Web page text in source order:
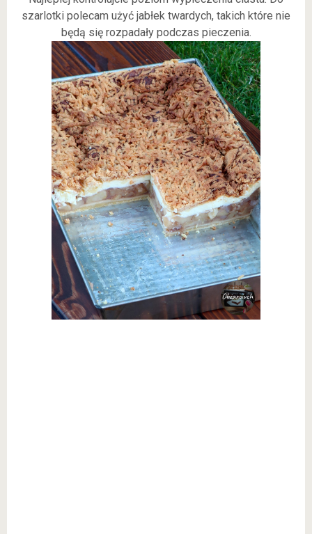
szarlotki polecam użyć jabłek twardych, takich które nie
będą się rozpadały podczas pieczenia.